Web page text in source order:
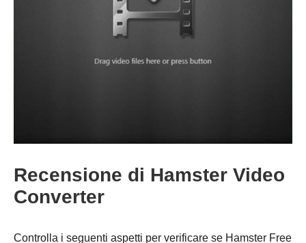
Recensione di Hamster Video
Converter
Controlla i seguenti aspetti per verificare se Hamster Free